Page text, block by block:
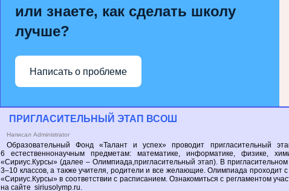
или знаете, как сделать школу
лучше?
Написать о проблеме
ПРИГЛАСИТЕЛЬНЫЙ ЭТАП ВСОШ
Написал Administrator
Образовательный Фонд «Таланти успех» проводит пригласительный
6 естественнонаучным предметам: математике, информатике, физике,
«Сириус.Курсы» (далее – Олимпиада,пригласительный этап). В пригласительном
3–10 классов, а также учителя, родителии все желающие. Олимпиада проходит с
«Сириус.Курсы»в соответствии с расписанием.Ознакомитьсяс регламентом
на сайте siriusolymp.ru.